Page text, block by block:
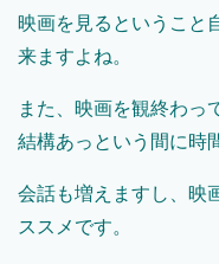
映画を見るということ
来ますよね。
また、映画を観終わっ
結構あっという間に時
会話も増えますし、映
ススメです。